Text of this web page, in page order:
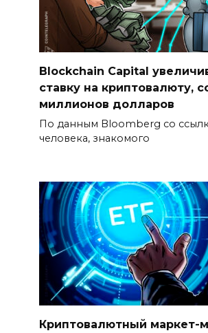
Blockchain Capital
ставку на криптовалюту,
миллионов долларов
По данным Bloomberg со
человека, знакомого
Криптовалютный маркет-